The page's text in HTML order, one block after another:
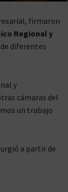
firmaron
Regional y
diferentes
y
cámaras del
un trabajo
a partir de